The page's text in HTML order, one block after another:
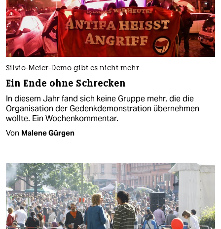
Silvio-Meier-Demo gibt es nicht mehr
Ein Ende ohne Schrecken
In diesem Jahr fand sich keine Gruppe mehr, die die
Organisation der Gedenkdemonstration übernehmen
wollte. Ein Wochenkommentar.
Von Malene Gürgen